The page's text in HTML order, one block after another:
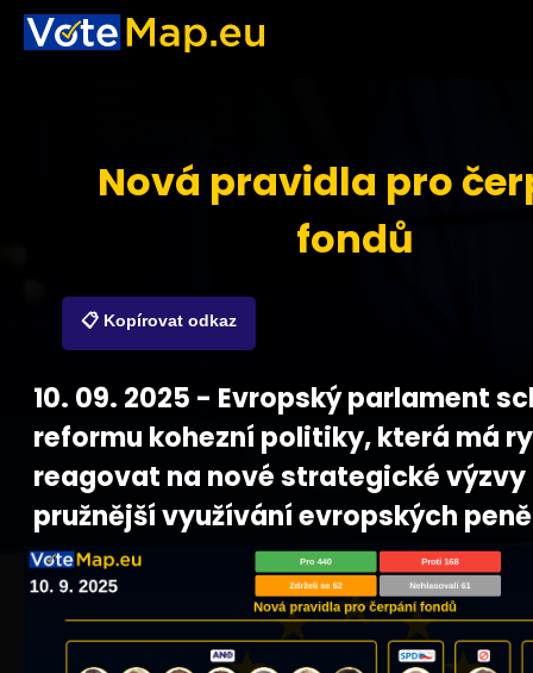
Nová pravidla pro
fondů
📋 Kopírovat odkaz
10. 09. 2025 - Evropský parlament
reformu kohezní politiky, která má
reagovat na nové strategické výzvy
pružnější využívání evropských